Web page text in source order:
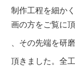
制作工程を細か
画の方をご覧に
、その先端を研
頂きました。全